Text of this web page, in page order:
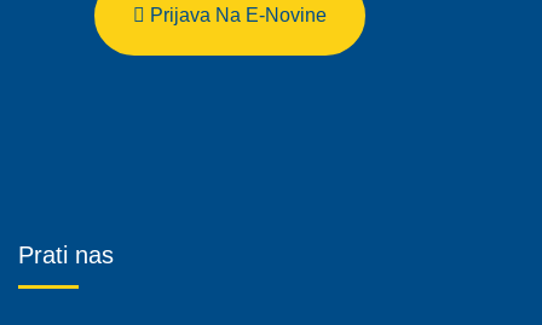
Prijava Na E-Novine
Prati nas